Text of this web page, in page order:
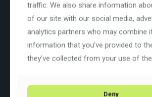
Fahr geschmeidig, fahr schnell und fahr
immer dich die Straße hinführt, entscheide
– diese reinrassige Rennmaschine ist
bereit.
Farbe: Black Pearl
Basisfarbe: Schwarz
Rahmenmaterial:Carbon
traffic. We also share information
of our site with our social media,
analytics partners who may combine
information that you’ve provided to
they’ve collected from your use of
Deny